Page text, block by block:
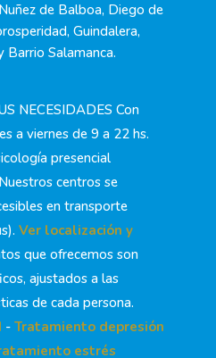
de Balboa, Diego de
Guindalera,
Barrio Salamanca.
NECESIDADES Con
a viernes de 9 a 22 hs.
presencial
Nuestros centros se
en transporte
Ver localización y
que ofrecemos son
ajustados a las
de cada persona.
- Tratamiento depresión
estrés